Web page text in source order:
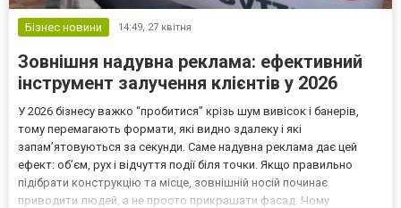
Бізнес новини 14:49, 27 квітня
Зовнішня надувна реклама: ефективний
інструмент залучення клієнтів у 2026
У 2026 бізнесу важко “пробитися” крізь шум вивісок і банерів,
тому перемагають формати, які видно здалеку і які
запам’ятовуються за секунди. Саме надувна реклама дає цей
ефект: об’єм, рух і відчуття події біля точки. Якщо правильно
підібрати конструкцію та місце, зовнішній носій починає
приводити людей, а не просто прикрашати фасад. Чому